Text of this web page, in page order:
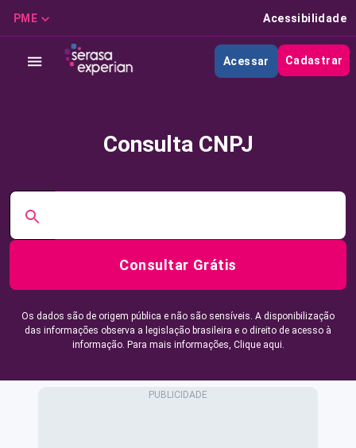
PME Acessibilidade
Acessar Cadastrar
Consulta CNPJ
Consultar Grátis
Os dados são de origem pública e não são sensíveis. A disponibilização
das informações observa a legislação brasileira e o direito de acesso à
informação. Para mais informações, Clique aqui.